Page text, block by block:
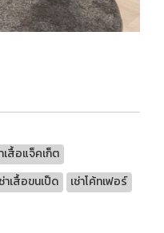
เสื้อแจ็คเก็ต
าเสื้อขนเป็ด
เช่าโค้ทเฟอร์